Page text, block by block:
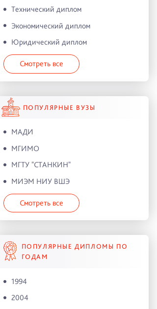
Технический диплом
Экономический диплом
Юридический диплом
Смотреть все
ПОПУЛЯРНЫЕ ВУЗЫ
МАДИ
МГИМО
МГТУ "СТАНКИН"
МИЭМ НИУ ВШЭ
Смотреть все
ПОПУЛЯРНЫЕ ДИПЛОМЫ ПО
ГОДАМ
1994
2004